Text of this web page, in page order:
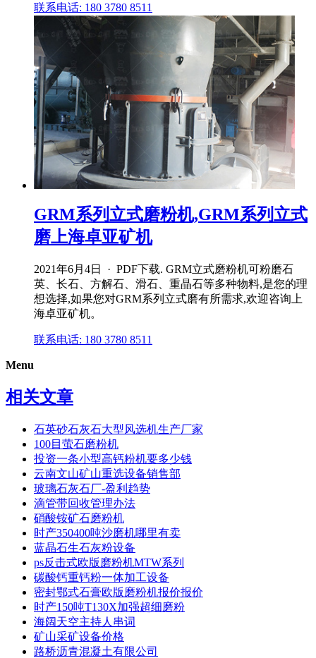
联系电话: 180 3780 8511
GRM系列立式磨粉机,GRM系列立式
磨上海卓亚矿机
2021年6月4日 · PDF下载. GRM立式磨粉机可粉磨石
英、长石、方解石、滑石、重晶石等多种物料,是您的理
想选择,如果您对GRM系列立式磨有所需求,欢迎咨询上
海卓亚矿机。
联系电话: 180 3780 8511
Menu
相关文章
石英砂石灰石大型风选机生产厂家
100目萤石磨粉机
投资一条小型高钙粉机要多少钱
云南文山矿山重选设备销售部
玻璃石灰石厂-盈利趋势
滴管带回收管理办法
硝酸铵矿石磨粉机
时产350400吨沙磨机哪里有卖
蓝晶石生石灰粉设备
ps反击式欧版磨粉机MTW系列
碳酸钙重钙粉一体加工设备
密封鄂式石膏欧版磨粉机报价报价
时产150吨T130X加强超细磨粉
海阔天空主持人串词
矿山采矿设备价格
路桥沥青混凝土有限公司